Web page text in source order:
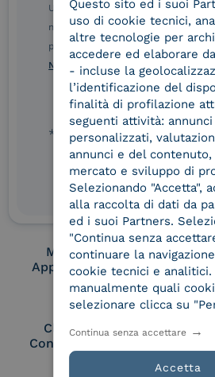
Conservatore
qualificato
UNI EN ISO 9001
UNI EN ISO 27017
Membro Adobe
Approved Trust List
Cloud Signature
Consortium Member
Ulteriori informazioni sulle procedure
nelle Norme di tutela della privacy
presente modulo, dichiaro di aver
Norme di tutela della privacy INTESA
* campo obbligatorio
Questo sito ed i suoi
uso di cookie tecnici,
altre tecnologie per
accedere ed elaborare
- incluse la
l’identificazione del
finalità di profilazione
seguenti attività:
personalizzati,
annunci e del
mercato e sviluppo di
Selezionando "Accetta",
alla raccolta di dati da
ed i suoi Partners.
"Continua senza
continuare la
cookie tecnici e analitici.
manualmente quali
selezionare clicca su
Accetta
Continua senza accettare